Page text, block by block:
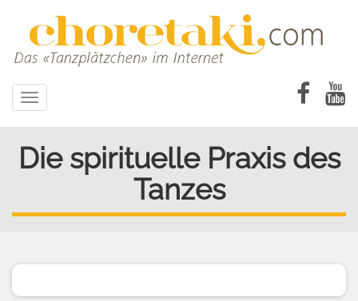
Toggle
navigation
Die spirituelle Praxis des
Tanzes